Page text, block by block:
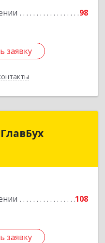
98
заявку
заявку
108
заявку
ГлавБух
Респ, Нальчик г,
заявку